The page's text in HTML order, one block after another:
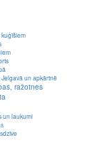
Jelgavā un apkārtnē
ražotnes
un laukumi